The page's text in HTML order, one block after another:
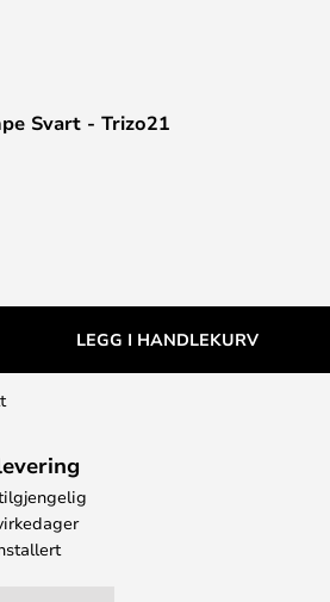
Svart - Trizo21
LEGG I HANDLEKURV